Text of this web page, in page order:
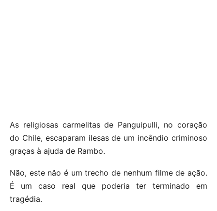
As religiosas carmelitas de Panguipulli, no coração
do Chile, escaparam ilesas de um incêndio criminoso
graças à ajuda de Rambo.
Não, este não é um trecho de nenhum filme de ação.
É um caso real que poderia ter terminado em
tragédia.